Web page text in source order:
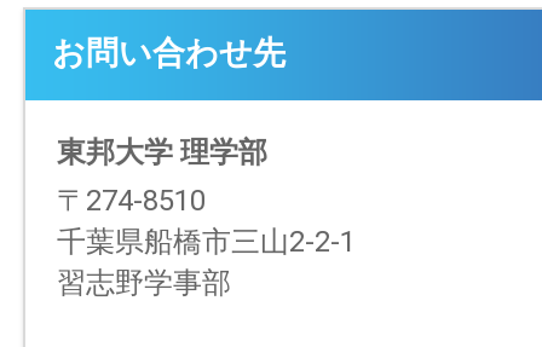
お問い合わせ先
東邦大学 理学部
〒274-8510
千葉県船橋市三山2-2-1
習志野学事部